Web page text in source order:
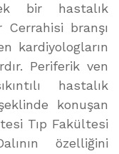
bir hastalık
Cerrahisi branşı
kardiyologların
Periferik ven
hastalık
konuşan
Tıp Fakültesi
özelliğini